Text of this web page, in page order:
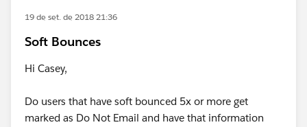
19 de set. de 2018 21:36
Soft Bounces
Hi Casey,
Do users that have soft bounced 5x or more get
marked as Do Not Email and have that information